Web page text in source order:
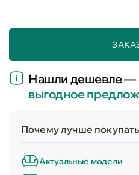
Нашли дешевле —
выгодное
Почему лучше
Актуальные модели